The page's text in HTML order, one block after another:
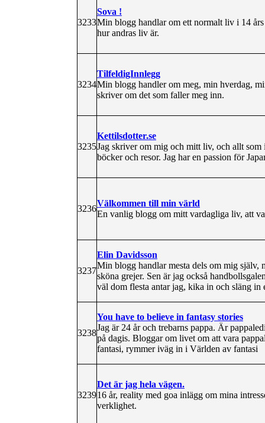
3233
Sova !
Min blogg handlar om ett normalt liv i 14
hur andras liv är.
3234
TilfeldigInnlegg
Min blogg handler om meg, min hverdag,
skriver om det som faller meg inn.
3235
Kettilsdotter.se
Jag skriver om mig och mitt liv, och allt
böcker och resor. Jag har en passion för
3236
Välkommen till min värld
En vanlig blogg om mitt vardagliga liv, att
3237
Elin Davidsson
Min blogg handlar mesta dels om mig
sköna grejer. Sen är jag också
väl dom flesta antar jag, kika in och släng in
3238
You have to believe in fantasy stories
Jag är 24 år och trebarns pappa. Är
på dagis. Bloggar om livet om att vara
fantasi, rymmer iväg in i Världen av fantasi
3239
Det är jag hela vägen.
16 år, reality med goa inlägg om mina
verklighet.